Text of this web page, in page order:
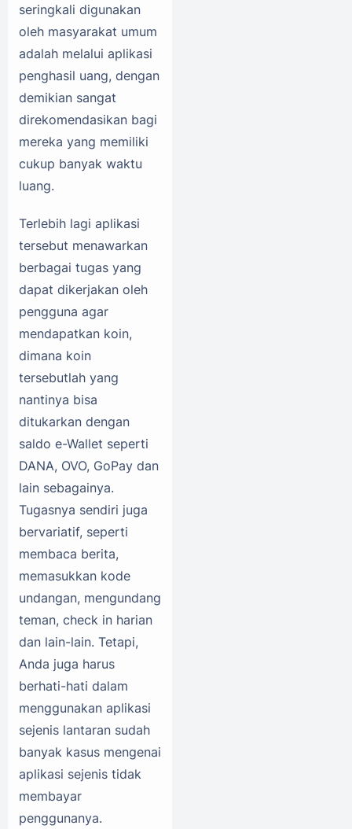
seringkali digunakan
oleh masyarakat umum
adalah melalui aplikasi
penghasil uang, dengan
demikian sangat
direkomendasikan bagi
mereka yang memiliki
cukup banyak waktu
luang.
Terlebih lagi aplikasi
tersebut menawarkan
berbagai tugas yang
dapat dikerjakan oleh
pengguna agar
mendapatkan koin,
dimana koin
tersebutlah yang
nantinya bisa
ditukarkan dengan
saldo e-Wallet seperti
DANA, OVO, GoPay dan
lain sebagainya.
Tugasnya sendiri juga
bervariatif, seperti
membaca berita,
memasukkan kode
undangan, mengundang
teman, check in harian
dan lain-lain. Tetapi,
Anda juga harus
berhati-hati dalam
menggunakan aplikasi
sejenis lantaran sudah
banyak kasus mengenai
aplikasi sejenis tidak
membayar
penggunanya.